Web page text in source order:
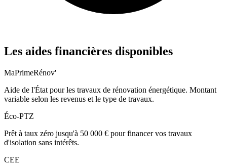
Les aides financières disponibles
MaPrimeRénov'
Aide de l'État pour les travaux de rénovation énergétique. Montant
variable selon les revenus et le type de travaux.
Éco-PTZ
Prêt à taux zéro jusqu'à 50 000 € pour financer vos travaux
d'isolation sans intérêts.
CEE